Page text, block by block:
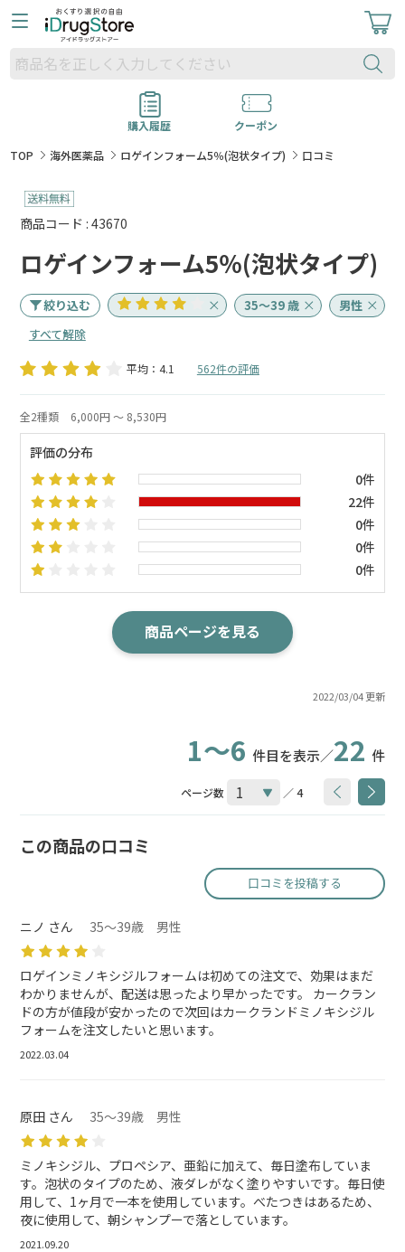
購入履歴
クーポン
TOP
海外医薬品 ロゲインフォーム5％(泡状タイプ) 口コミ
商品コード : 43670
ロゲインフォーム5％(泡状タイプ)
絞り込む 35～39 歳
男性
すべて解除
平均：4.1 562件の評価
2022/03/04 更新
全2種類 6,000円 ～ 8,530円
評価の分布
0件
22件
0件
0件
0件
商品ページを見る
1～6 件目を表示／22 件
ページ数 ／ 4
この商品の口コミ
口コミを投稿する
ニノ さん 35～39歳 男性
ロゲインミノキシジルフォームは初めての注文で、効果はまだ
わかりませんが、配送は思ったより早かったです。 カークラン
ドの方が値段が安かったので次回はカークランドミノキシジル
フォームを注文したいと思います。
2022.03.04
原田 さん 35～39歳 男性
ミノキシジル、プロペシア、亜鉛に加えて、毎日塗布していま
す。泡状のタイプのため、液ダレがなく塗りやすいです。毎日使
用して、1ヶ月で一本を使用しています。べたつきはあるため、
夜に使用して、朝シャンプーで落としています。
2021.09.20